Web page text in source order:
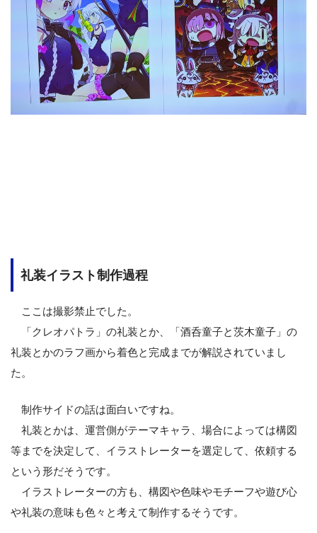
礼装イラスト制作過程
ここは撮影禁止でした。
「クレオパトラ」の礼装とか、「酒呑童子と茨木童子」の
礼装とかのラフ画から着色と完成までが解説されていまし
た。
制作サイドの話は面白いですね。
礼装とかは、運営側がテーマキャラ、場合によっては構図
等までを決定して、イラストレーターを選定して、依頼する
という形だそうです。
イラストレーターの方も、構図や色味やモチーフや遊び心
や礼装の意味も色々と考えて制作するそうです。